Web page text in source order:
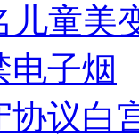
儿童美
电子烟
协议白